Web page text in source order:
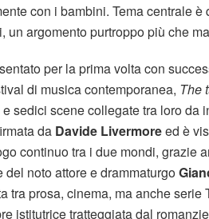
con i bambini. Tema centrale
un argomento purtroppo più che
per la prima volta con
di musica contemporanea, The
sedici scene collegate tra loro da
da Davide Livermoreed è
continuo tra i due mondi, grazie
del noto attore e drammaturgo
tra prosa, cinema, ma anche
istitutrice tratteggiata dal